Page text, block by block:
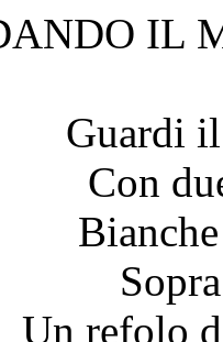
IL
Guardi
Con
Un refolo